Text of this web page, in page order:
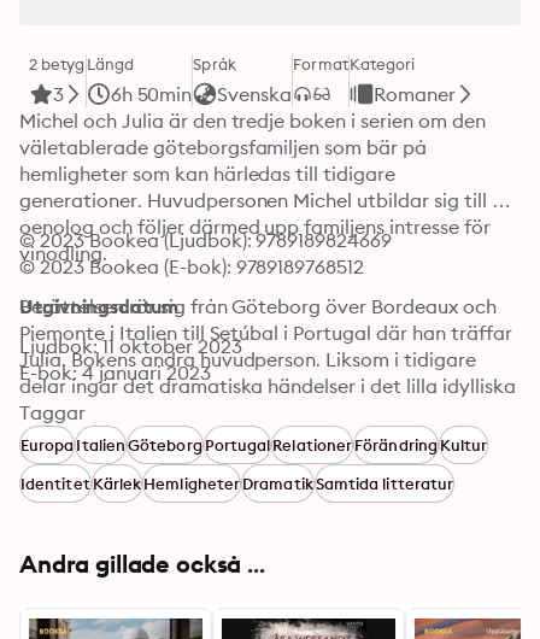
2 betyg
3
Längd
6h 50min
Språk
Svenska
FormatKategori
Romaner
Michel och Julia är den tredje boken i serien om den
väletablerade göteborgsfamiljen som bär på
hemligheter som kan härledas till tidigare
generationer. Huvudpersonen Michel utbildar sig till
oenolog och följer därmed upp familjens intresse för
vinodling.
Berättelsen rör sig från Göteborg över Bordeaux och
Piemonte i Italien till Setúbal i Portugal där han träffar
Julia. Bokens andra huvudperson. Liksom i tidigare
delar ingår det dramatiska händelser i det lilla idylliska
samhället Skärhamn på Tjörn.
Även om det är ett mervärde i att ha läst de tidigare
böckerna i serien kan "Michel och Julia" mycket väl
läsas fristående.
marknadsekonom. Han har arbetat både operativt
skrivit böcker inom ledarskap och var den förste
© 2023 Bookea (Ljudbok): 9789189824669
© 2023 Bookea (E-bok): 9789189768512
Utgivningsdatum
Ljudbok: 11 oktober 2023
E-bok: 4 januari 2023
Taggar
EuropaItalienGöteborgPortugalRelationerFörändringKultur
IdentitetKärlekHemligheterDramatikSamtida litteratur
Andra gillade också ...